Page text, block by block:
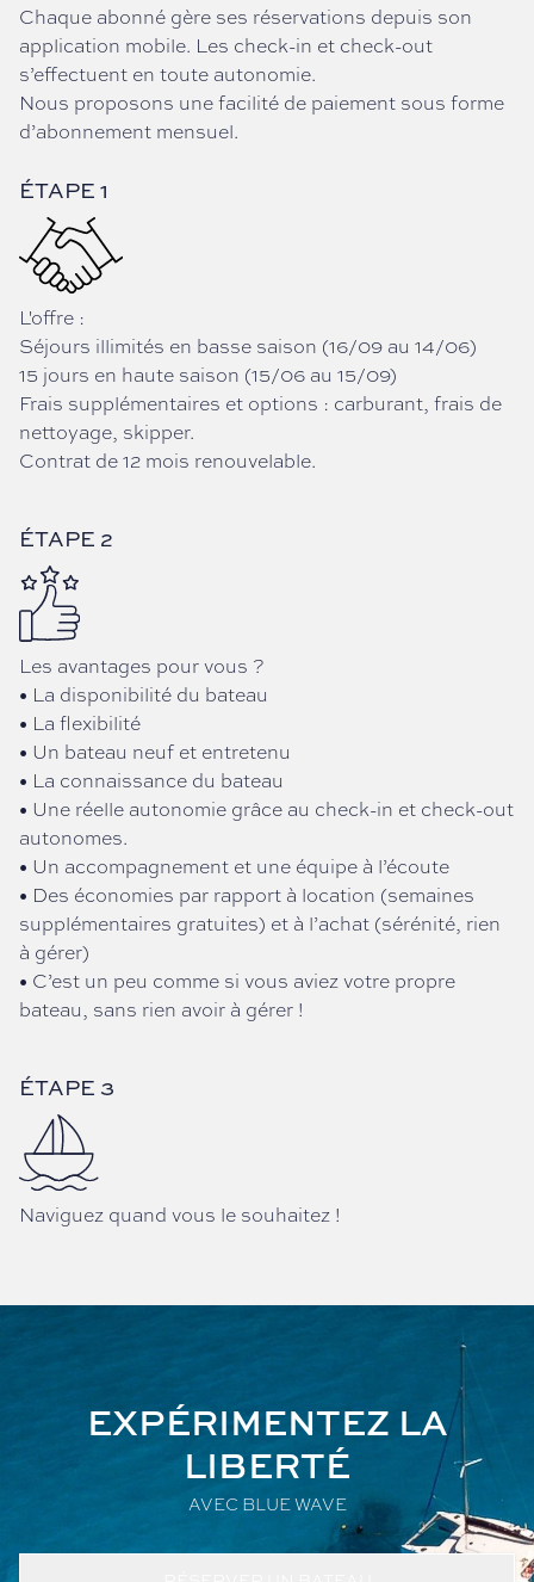
Chaque abonné gère ses réservations depuis son
application mobile. Les check-in et check-out
s’effectuent en toute autonomie.
Nous proposons une facilité de paiement sous forme
d’abonnement mensuel.
ÉTAPE 1
L'offre :
Séjours illimités en basse saison (16/09 au 14/06)
15 jours en haute saison (15/06 au 15/09)
Frais supplémentaires et options : carburant, frais de
nettoyage, skipper.
Contrat de 12 mois renouvelable.
ÉTAPE 2
Les avantages pour vous ?
• La disponibilité du bateau
• La flexibilité
• Un bateau neuf et entretenu
• La connaissance du bateau
• Une réelle autonomie grâce au check-in et check-out
autonomes.
• Un accompagnement et une équipe à l’écoute
• Des économies par rapport à location (semaines
supplémentaires gratuites) et à l’achat (sérénité, rien
à gérer)
• C’est un peu comme si vous aviez votre propre
bateau, sans rien avoir à gérer !
ÉTAPE 3
Naviguez quand vous le souhaitez !
EXPÉRIMENTEZ LA
LIBERTÉ
AVEC BLUE WAVE